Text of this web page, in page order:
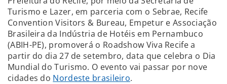
Turismo e Lazer, em parceria com o Sebrae, Recife
Convention Visitors & Bureau, Empetur e Associação
Brasileira da Indústria de Hotéis em Pernambuco
(ABIH-PE), promoverá o Roadshow Viva Recife a
partir do dia 27 de setembro, data que celebra o Dia
Mundial do Turismo. O evento vai passar por nove
cidades do Nordeste brasileiro.